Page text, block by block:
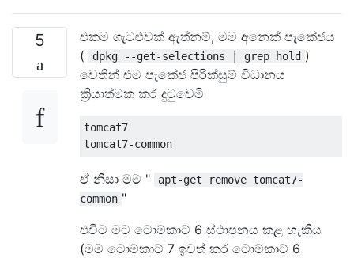
5
එකම ගැටළුවක් ඇත්නම්, මම අනෙක් පැකේජය
(
dpkg --get-selections | grep hold )
වෙතින් එම පැකේජ පිරික්සුම් විධානය
ක්‍රියාත්මක කර දුටුවෙමි
tomcat7
ඒ නිසා මම "
apt-get remove tomcat7-
common "
එවිට මට ටොම්කාට් 6 ස්ථාපනය කළ හැකිය
(මම ටොම්කාට් 7 ඉවත් කර ටොම්කාට් 6